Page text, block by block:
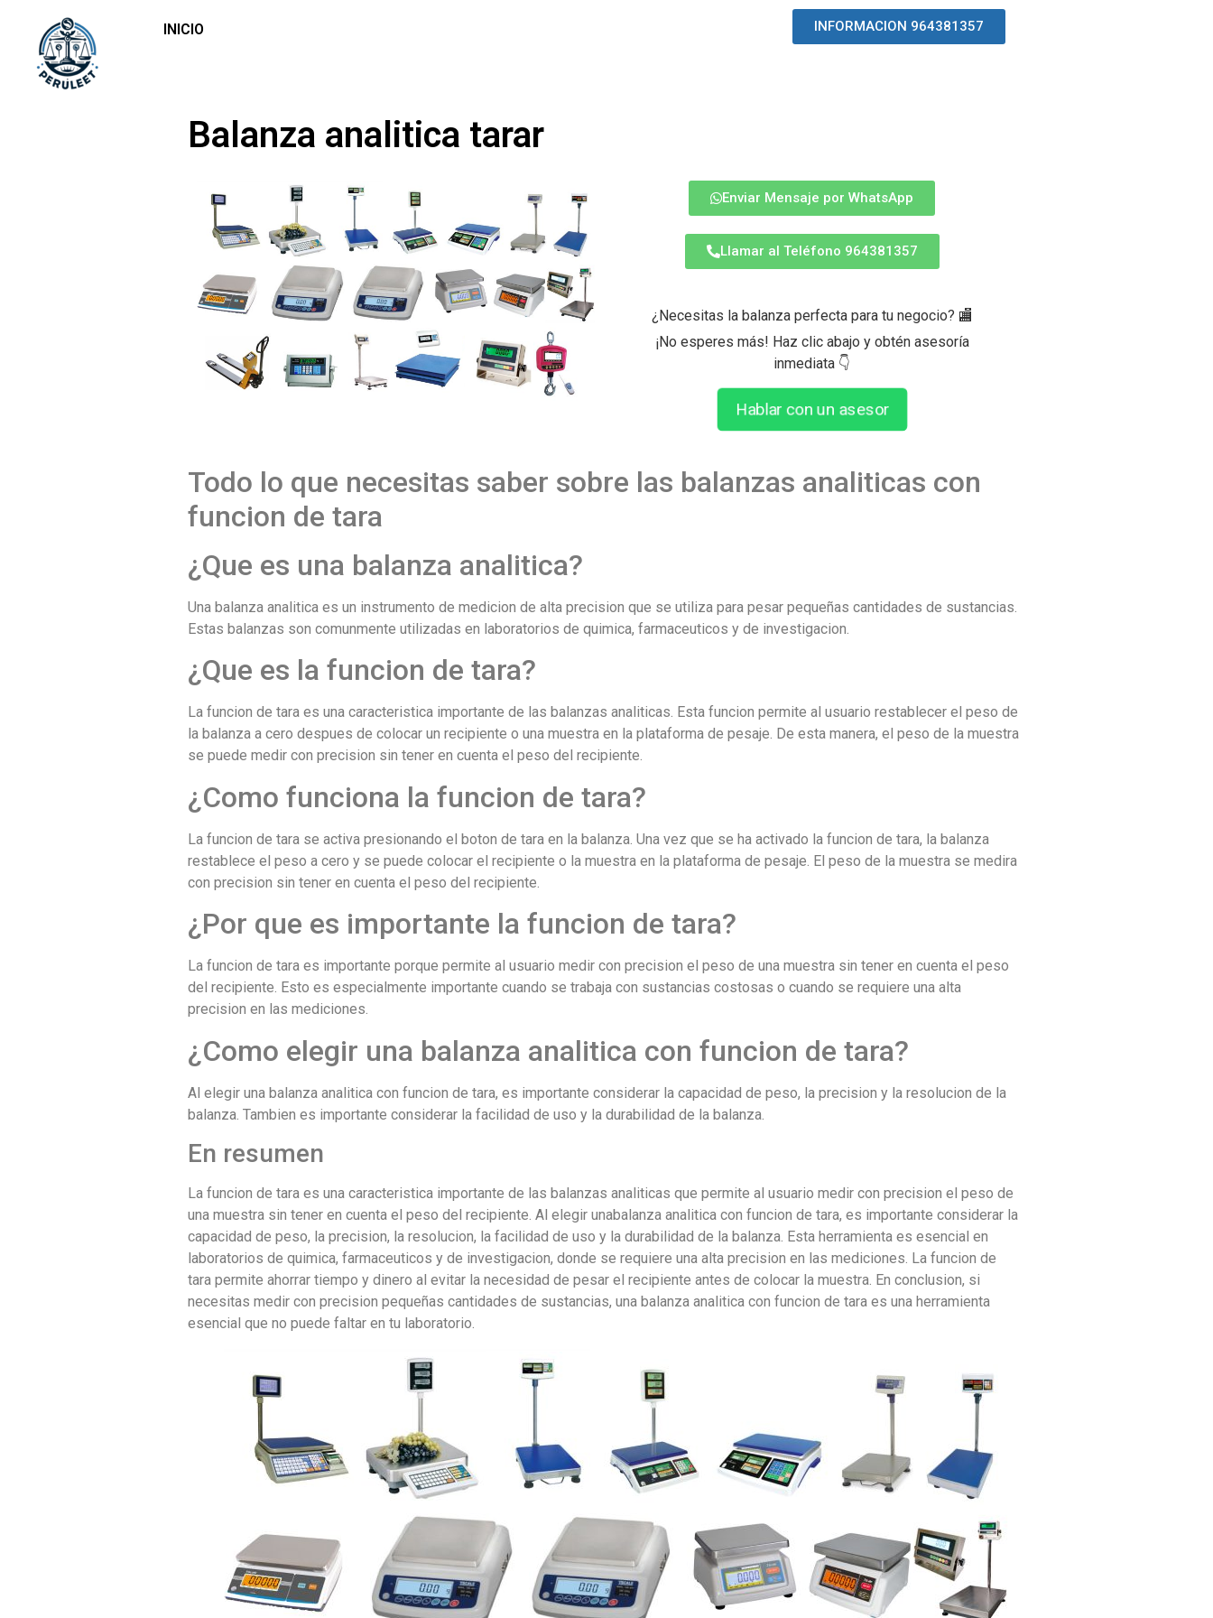
INICIO INFORMACION 964381357
Balanza analitica tarar
Enviar Mensaje por WhatsApp
Llamar al Teléfono 964381357
¿Necesitas la balanza perfecta para tu negocio?
¡No esperes más! Haz clic abajo y obtén asesoría
inmediata
Hablar con un asesor
Todo lo que necesitas saber sobre las balanzas analiticas con
funcion de tara
¿Que es una balanza analitica?
Una balanza analitica es un instrumento de medicion de alta precision que se utiliza para pesar pequeñas cantidades de sustancias.
Estas balanzas son comunmente utilizadas en laboratorios de quimica, farmaceuticos y de investigacion.
¿Que es la funcion de tara?
La funcion de tara es una caracteristica importante de las balanzas analiticas. Esta funcion permite al usuario restablecer el peso de
la balanza a cero despues de colocar un recipiente o una muestra en la plataforma de pesaje. De esta manera, el peso de la muestra
se puede medir con precision sin tener en cuenta el peso del recipiente.
¿Como funciona la funcion de tara?
La funcion de tara se activa presionando el boton de tara en la balanza. Una vez que se ha activado la funcion de tara, la balanza
restablece el peso a cero y se puede colocar el recipiente o la muestra en la plataforma de pesaje. El peso de la muestra se medira
con precision sin tener en cuenta el peso del recipiente.
¿Por que es importante la funcion de tara?
La funcion de tara es importante porque permite al usuario medir con precision el peso de una muestra sin tener en cuenta el peso
del recipiente. Esto es especialmente importante cuando se trabaja con sustancias costosas o cuando se requiere una alta
precision en las mediciones.
¿Como elegir una balanza analitica con funcion de tara?
Al elegir una balanza analitica con funcion de tara, es importante considerar la capacidad de peso, la precision y la resolucion de la
balanza. Tambien es importante considerar la facilidad de uso y la durabilidad de la balanza.
En resumen
La funcion de tara es una caracteristica importante de las balanzas analiticas que permite al usuario medir con precision el peso de
una muestra sin tener en cuenta el peso del recipiente. Al elegir unabalanza analitica con funcion de tara, es importante considerar la
capacidad de peso, la precision, la resolucion, la facilidad de uso y la durabilidad de la balanza. Esta herramienta es esencial en
laboratorios de quimica, farmaceuticos y de investigacion, donde se requiere una alta precision en las mediciones. La funcion de
tara permite ahorrar tiempo y dinero al evitar la necesidad de pesar el recipiente antes de colocar la muestra. En conclusion, si
necesitas medir con precision pequeñas cantidades de sustancias, una balanza analitica con funcion de tara es una herramienta
esencial que no puede faltar en tu laboratorio.